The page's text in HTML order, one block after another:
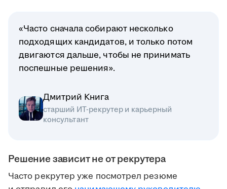
«Часто сначала собирают несколько
подходящих кандидатов, и только потом
двигаются дальше, чтобы не принимать
поспешные решения».
Дмитрий Книга
старший ИТ-рекрутер и карьерный
консультант
Решение зависит не от рекрутера
Часто рекрутер уже посмотрел резюме